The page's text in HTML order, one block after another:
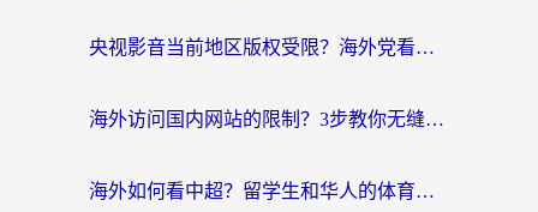
央视影音当前地区版权受限？海外党看国内剧、追电视台的终极解决方案
海外访问国内网站的限制？3步教你无缝解锁国内资源（附实测最优工具）
海外如何看中超？留学生和华人的体育赛事观看终极指南（附欧洲杯奥运会观看技巧）